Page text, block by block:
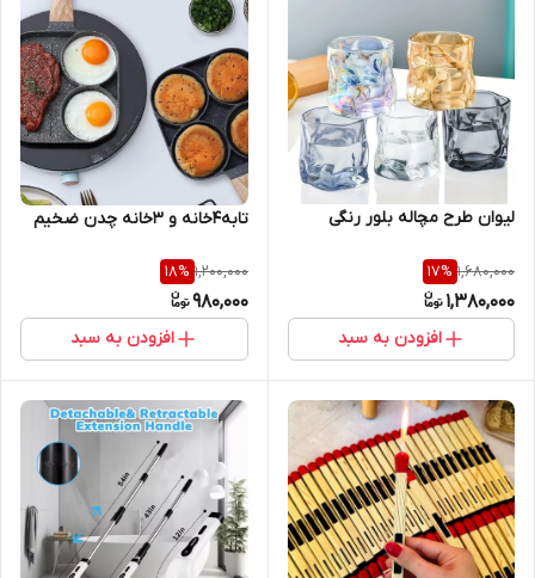
لیوان طرح مچاله بلور رنگی
1,680,000
17%
1,380,000
افزودن به سبد
تابه4خانه و 3خانه چدن ضخیم
1,200,000
18%
980,000
افزودن به سبد